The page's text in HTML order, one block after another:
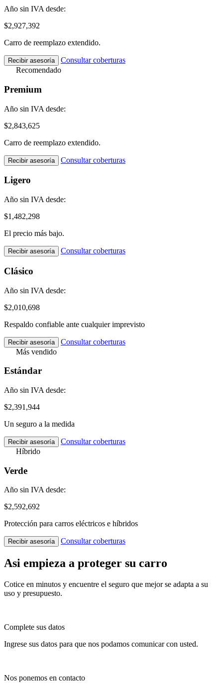
Año sin IVA desde:
$2,927,392
Carro de reemplazo extendido.
Recibir asesoría
Consultar coberturas
Recomendado
Premium
Año sin IVA desde:
$2,843,625
Carro de reemplazo extendido.
Recibir asesoría Consultar coberturas
Ligero
Año sin IVA desde:
$1,482,298
El precio más bajo.
Recibir asesoría Consultar coberturas
Clásico
Año sin IVA desde:
$2,010,698
Respaldo confiable ante cualquier imprevisto
Recibir asesoría
Consultar coberturas
Más vendido
Estándar
Año sin IVA desde:
$2,391,944
Un seguro a la medida
Recibir asesoría
Consultar coberturas
Híbrido
Verde
Año sin IVA desde:
$2,592,692
Protección para carros eléctricos e híbridos
Recibir asesoría Consultar coberturas
Asi empieza a proteger su carro
Cotice en minutos y encuentre el seguro que mejor se adapta a su
uso y presupuesto.
Complete sus datos
Ingrese sus datos para que nos podamos comunicar con usted.
Nos ponemos en contacto